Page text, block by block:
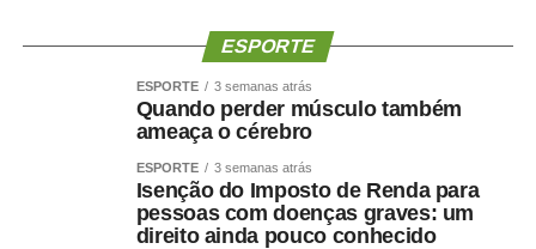
não será combatida apenas com a aplicação da
Para a juíza Ana Graziela, trata-se de um
problema social e estrutural. “A violência
doméstica e familiar contra a mulher, para
além de um problema judicial, é um
problema social e estrutural. Esse é o
ESPORTE
ESPORTE 3 semanas atrás
Quando perder músculo também
ameaça o cérebro
ESPORTE 3 semanas atrás
Isenção do Imposto de Renda para
pessoas com doenças graves: um
direito ainda pouco conhecido